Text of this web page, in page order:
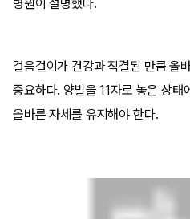
병원이 설명했다.
걸음걸이가 건강과 직결된 만큼 올
중요하다. 양발을 11자로 놓은 상태
올바른 자세를 유지해야 한다.